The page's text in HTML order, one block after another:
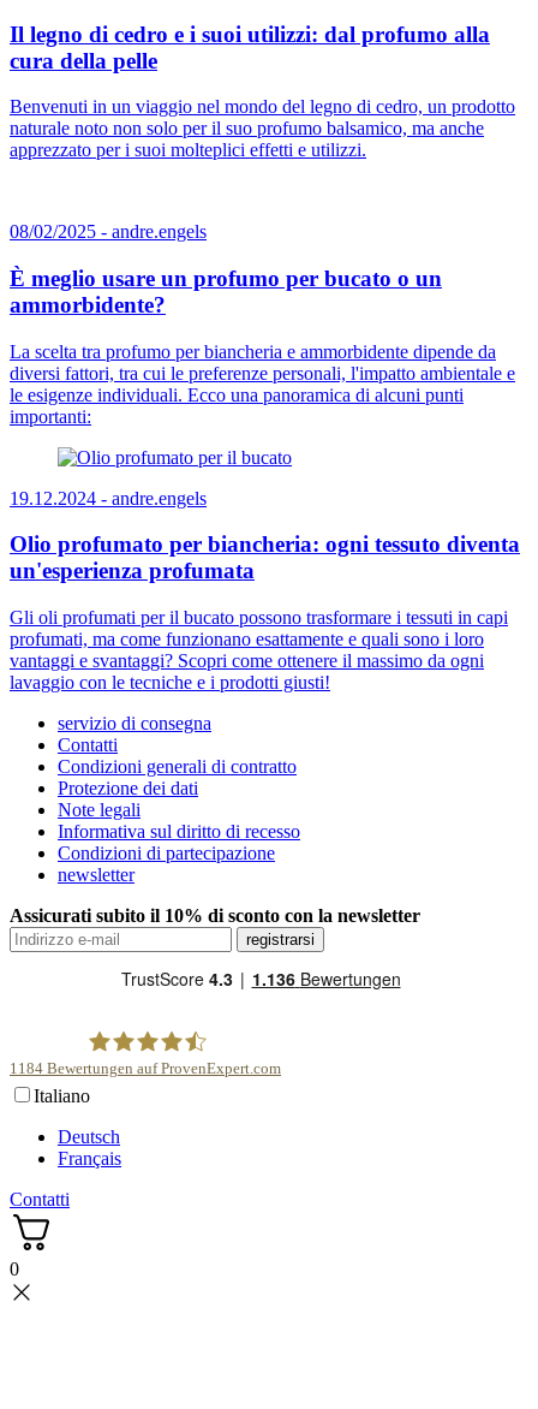
Il legno di cedro e i suoi utilizzi: dal profumo alla
cura della pelle
Benvenuti in un viaggio nel mondo del legno di cedro, un prodotto
naturale noto non solo per il suo profumo balsamico, ma anche
apprezzato per i suoi molteplici effetti e utilizzi.
08/02/2025 - andre.engels
È meglio usare un profumo per bucato o un
ammorbidente?
La scelta tra profumo per biancheria e ammorbidente dipende da
diversi fattori, tra cui le preferenze personali, l'impatto ambientale e
le esigenze individuali. Ecco una panoramica di alcuni punti
importanti:
19.12.2024 - andre.engels
Olio profumato per biancheria: ogni tessuto diventa
un'esperienza profumata
Gli oli profumati per il bucato possono trasformare i tessuti in capi
profumati, ma come funzionano esattamente e quali sono i loro
vantaggi e svantaggi? Scopri come ottenere il massimo da ogni
lavaggio con le tecniche e i prodotti giusti!
servizio di consegna
Contatti
Condizioni generali di contratto
Protezione dei dati
Note legali
Informativa sul diritto di recesso
Condizioni di partecipazione
newsletter
Assicurati subito il 10% di sconto con la newsletter
1184 Bewertungen auf ProvenExpert.com
Italiano
Deutsch
Français
Contatti
0